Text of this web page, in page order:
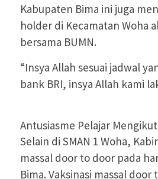
Kabupaten Bima ini juga
holder di Kecamatan Woha
bersama BUMN.
“Insya Allah sesuai jadwal
bank BRI, insya Allah kami
Antusiasme Pelajar
Selain di SMAN 1 Woha,
massal door to door pada
Bima. Vaksinasi massal